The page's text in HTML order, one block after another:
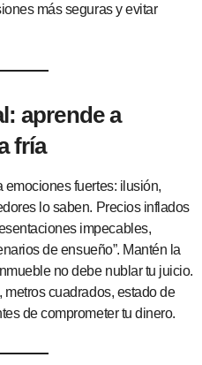
más seguras y evitar
aprende a
fría
fuertes: ilusión,
lo saben. Precios inflados
impecables,
de ensueño”. Mantén la
no debe nublar tu juicio.
cuadrados, estado de
de comprometer tu dinero.